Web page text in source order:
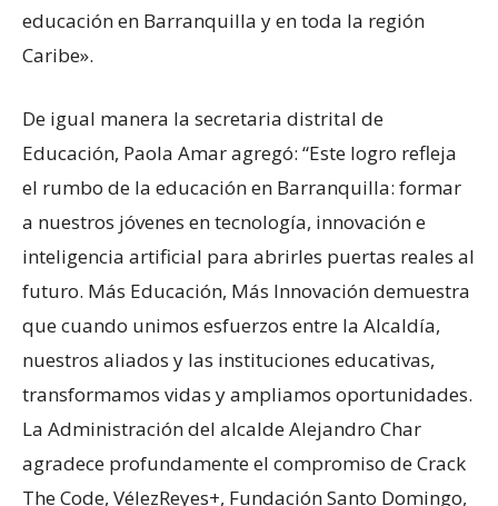
educación en Barranquilla y en toda la región
Caribe».
De igual manera la secretaria distrital de
Educación, Paola Amar agregó: “Este logro refleja
el rumbo de la educación en Barranquilla: formar
a nuestros jóvenes en tecnología, innovación e
inteligencia artificial para abrirles puertas reales al
futuro. Más Educación, Más Innovación demuestra
que cuando unimos esfuerzos entre la Alcaldía,
nuestros aliados y las instituciones educativas,
transformamos vidas y ampliamos oportunidades.
La Administración del alcalde Alejandro Char
agradece profundamente el compromiso de Crack
The Code, VélezReyes+, Fundación Santo Domingo,